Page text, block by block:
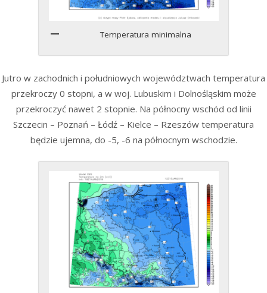
Temperatura minimalna
Jutro w zachodnich i południowych województwach temperatura
przekroczy 0 stopni, a w woj. Lubuskim i Dolnośląskim może
przekroczyć nawet 2 stopnie. Na północny wschód od linii
Szczecin – Poznań – Łódź – Kielce – Rzeszów temperatura
będzie ujemna, do -5, -6 na północnym wschodzie.